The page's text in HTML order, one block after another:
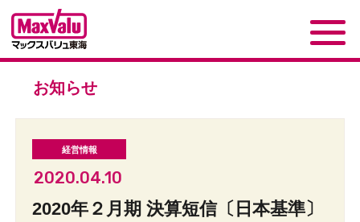
お知らせ
2020.04.10
2020年２月期 決算短信〔日本基準〕